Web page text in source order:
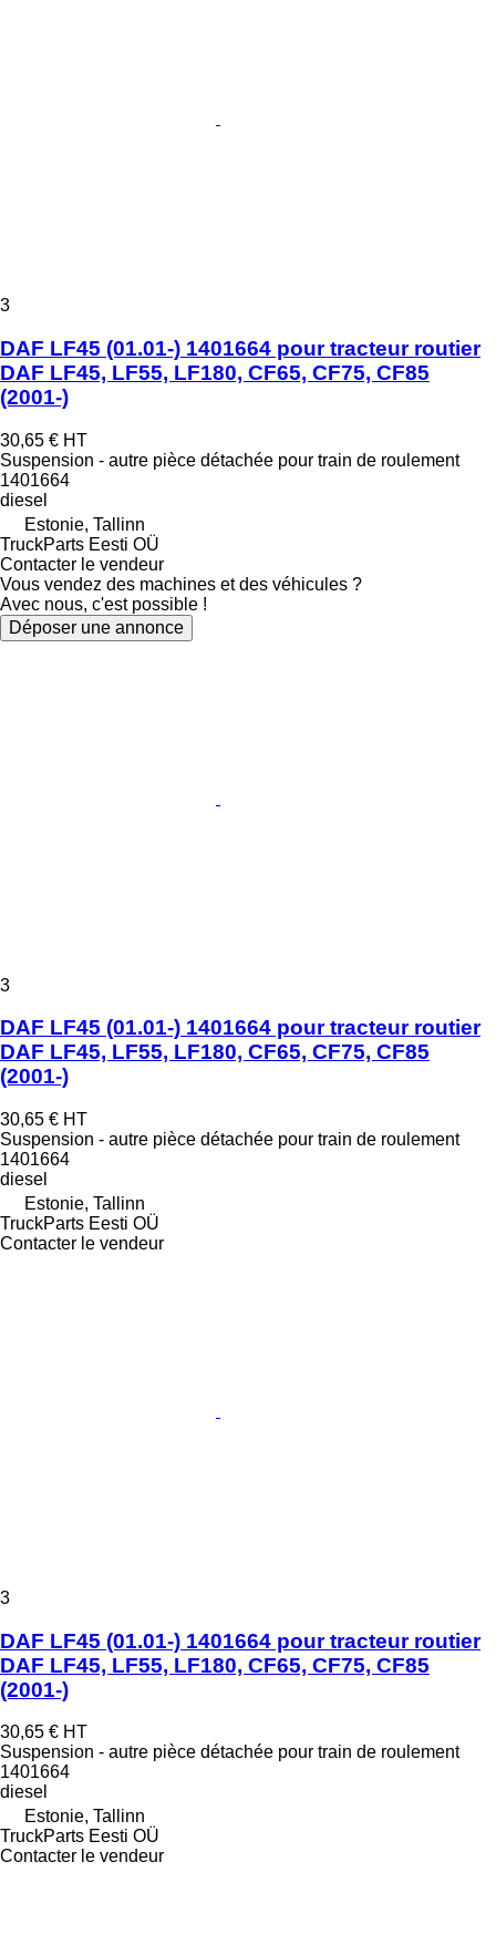
3
DAF LF45 (01.01-) 1401664 pour tracteur routier
DAF LF45, LF55, LF180, CF65, CF75, CF85
(2001-)
30,65 € HT
Suspension - autre pièce détachée pour train de roulement
1401664
diesel
Estonie, Tallinn
TruckParts Eesti OÜ
Contacter le vendeur
Vous vendez des machines et des véhicules ?
Avec nous, c'est possible !
Déposer une annonce
3
DAF LF45 (01.01-) 1401664 pour tracteur routier
DAF LF45, LF55, LF180, CF65, CF75, CF85
(2001-)
30,65 € HT
Suspension - autre pièce détachée pour train de roulement
1401664
diesel
Estonie, Tallinn
TruckParts Eesti OÜ
Contacter le vendeur
3
DAF LF45 (01.01-) 1401664 pour tracteur routier
DAF LF45, LF55, LF180, CF65, CF75, CF85
(2001-)
30,65 € HT
Suspension - autre pièce détachée pour train de roulement
1401664
diesel
Estonie, Tallinn
TruckParts Eesti OÜ
Contacter le vendeur